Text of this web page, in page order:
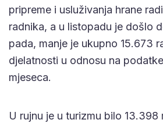
pripreme i usluživanja hrane
radnika, a u listopadu je došlo
pada, manje je ukupno 15.673
djelatnosti u odnosu na
mjeseca.
U rujnu je u turizmu bilo 13.398